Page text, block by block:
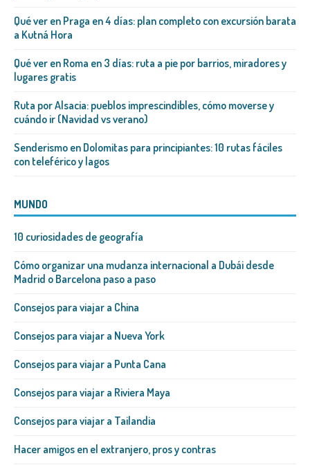
Qué ver en Praga en 4 días: plan completo con excursión barata
a Kutná Hora
Qué ver en Roma en 3 días: ruta a pie por barrios, miradores y
lugares gratis
Ruta por Alsacia: pueblos imprescindibles, cómo moverse y
cuándo ir (Navidad vs verano)
Senderismo en Dolomitas para principiantes: 10 rutas fáciles
con teleférico y lagos
MUNDO
10 curiosidades de geografía
Cómo organizar una mudanza internacional a Dubái desde
Madrid o Barcelona paso a paso
Consejos para viajar a China
Consejos para viajar a Nueva York
Consejos para viajar a Punta Cana
Consejos para viajar a Riviera Maya
Consejos para viajar a Tailandia
Hacer amigos en el extranjero, pros y contras